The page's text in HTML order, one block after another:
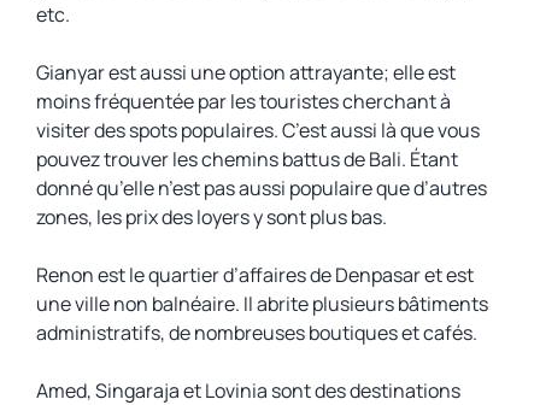
etc.
Gianyar est aussi une option attrayante; elle est
moins fréquentée par les touristes cherchant à
visiter des spots populaires. C’est aussi là que vous
pouvez trouver les chemins battus de Bali. Étant
donné qu’elle n’est pas aussi populaire que d’autres
zones, les prix des loyers y sont plus bas.
Renon est le quartier d’affaires de Denpasar et est
une ville non balnéaire. Il abrite plusieurs bâtiments
administratifs, de nombreuses boutiques et cafés.
Amed, Singaraja et Lovinia sont des destinations